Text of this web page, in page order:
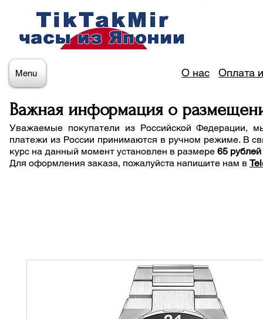
Menu О нас Оплата
Важная информация о
Уважаемые покупатели из Российской Федерации,
платежи из России принимаются в ручном режиме. В
курс на данный момент установлен в размере 65
Для оформления заказа, пожалуйста напишите нам в